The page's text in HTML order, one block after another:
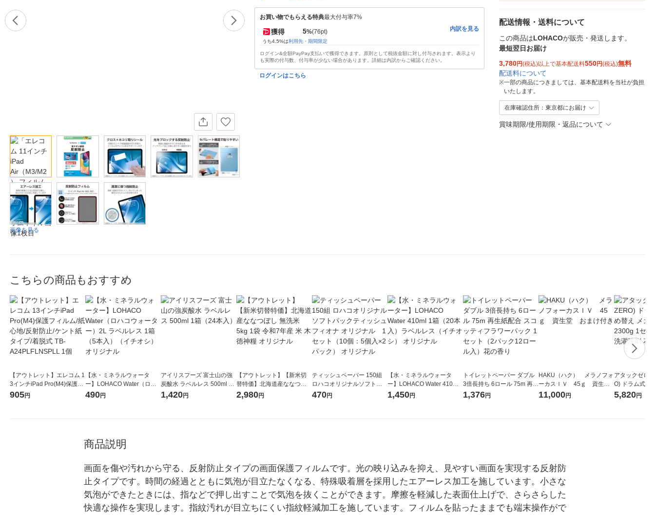
画像を見る
お買い物でもらえる特典最大付与率7%
獲得 5%(76pt)
うち4.5%は利用先・期間限定
内訳を見る
ログイン&全額PayPay支払いで獲得できます。原則として税抜金額に対し付与されます。表示より
も実際の付与数、付与率が少ない場合があります。詳細は内訳からご確認ください。
ログインはこちら
配送情報・送料について
この商品はLOHACOが販売・発送します。
最短翌日お届け
3,780円(税込)以上で基本配送料550円(税込)無料
配送料について
※一部の商品につきましては、基本配送料を当社が負担
いたします。
在庫確認住所：東京都にお届け
賞味期限/使用期限・返品について
こちらの商品もおすすめ
【アウトレット】エレコム 1
3インチiPad Pro(M4)保護フ
ィルム/紙心地/反射防止/ケン
905円
【水・ミネラルウォータ
ー】LOHACO Water（ロハ
コウォーター）2L ラベルレ
490円
アイリスフーズ 富士山の強
炭酸水 ラベルレス 500ml 1
箱（24本入）
1,420円
【アウトレット】【新米切
替特価】北海道産ななつぼ
し 無洗米 5kg 1袋 令和7年産
米 木徳神糧 オリジナル
2,980円
ティッシュペーパー 150組
ロハコオリジナルソフトパ
ックティッシュ フィオナ オ
470円
【水・ミネラルウォータ
ー】LOHACO Water 410ml
1箱（20本入）ラベルレス
（イチオシ） オリジナル
1,450円
トイレットペーパー ダブル
3倍長持ち 6ロール 75m 再生
紙配合 スコッティフラワー
パック 1セット（2パック12
1,376円
HAKU（ハク） メラノフォ
ーカスＩＶ 45ｇ 資生
堂 おまけ付き
11,000円
アタックゼロ
O) ドラム式専
ガジャンボ
（2個入) 洗濯
5,820円
商品説明
画面を傷や汚れから守る、反射防止タイプの画面保護フィルムです。光の映り込みを抑え、見やすい画面を実現する反射防
止タイプです。時間の経過とともに気泡が目立たなくなる、特殊吸着層を採用したエアーレス加工を施しています。小さな
気泡ができたときには、指などで押し出すことで気泡を抜くことができます。摩擦を軽減した表面仕上げで、さらさらした
快適な操作を実現します。指紋汚れが目立ちにくい指紋軽減加工を施しています。フィルムを貼ったままでも端末操作がで